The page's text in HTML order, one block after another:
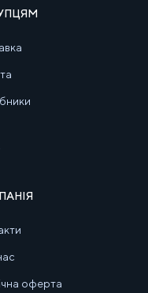
оферта